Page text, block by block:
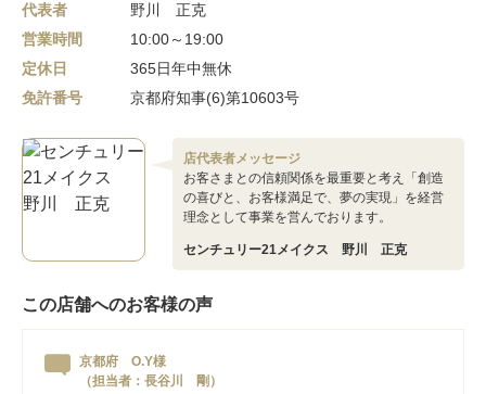
代表者
野川 正克
営業時間
10:00～19:00
定休日
365日年中無休
免許番号
京都府知事(6)第10603号
店代表者メッセージ
お客さまとの信頼関係を最重要と考え「創造
の喜びと、お客様満足で、夢の実現」を経営
理念として事業を営んでおります。
センチュリー21メイクス 野川 正克
この店舗へのお客様の声
京都府 O.Y様
（担当者：長谷川 剛）